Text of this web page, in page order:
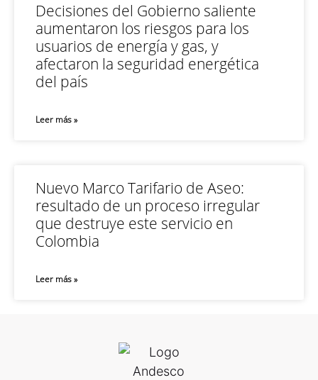
Decisiones del Gobierno saliente
aumentaron los riesgos para los
usuarios de energía y gas, y
afectaron la seguridad energética
del país
Leer más »
Nuevo Marco Tarifario de Aseo:
resultado de un proceso irregular
que destruye este servicio en
Colombia
Leer más »